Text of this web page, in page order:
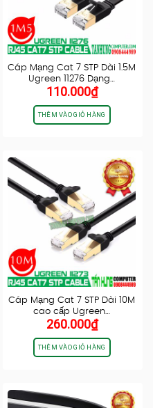
Cáp Mạng Cat 7 STP Dài 1.5M
Ugreen 11276 Dạng…
110.000₫
THÊM VÀO GIỎ HÀNG
Cáp Mạng Cat 7 STP Dài 10M
cao cấp Ugreen…
260.000₫
THÊM VÀO GIỎ HÀNG